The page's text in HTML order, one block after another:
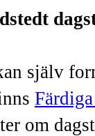
själv
om